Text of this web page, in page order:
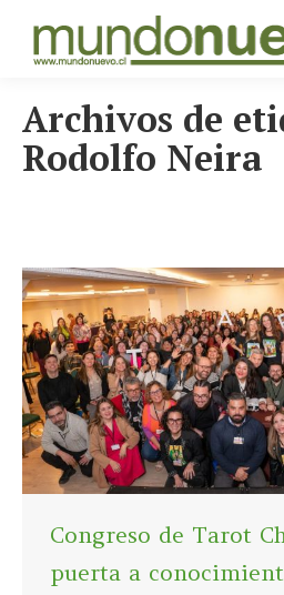
Archivos de
Rodolfo Neira
Congreso de Tarot
puerta a